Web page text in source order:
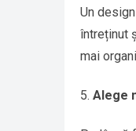
Un
întreținut
mai
Alege